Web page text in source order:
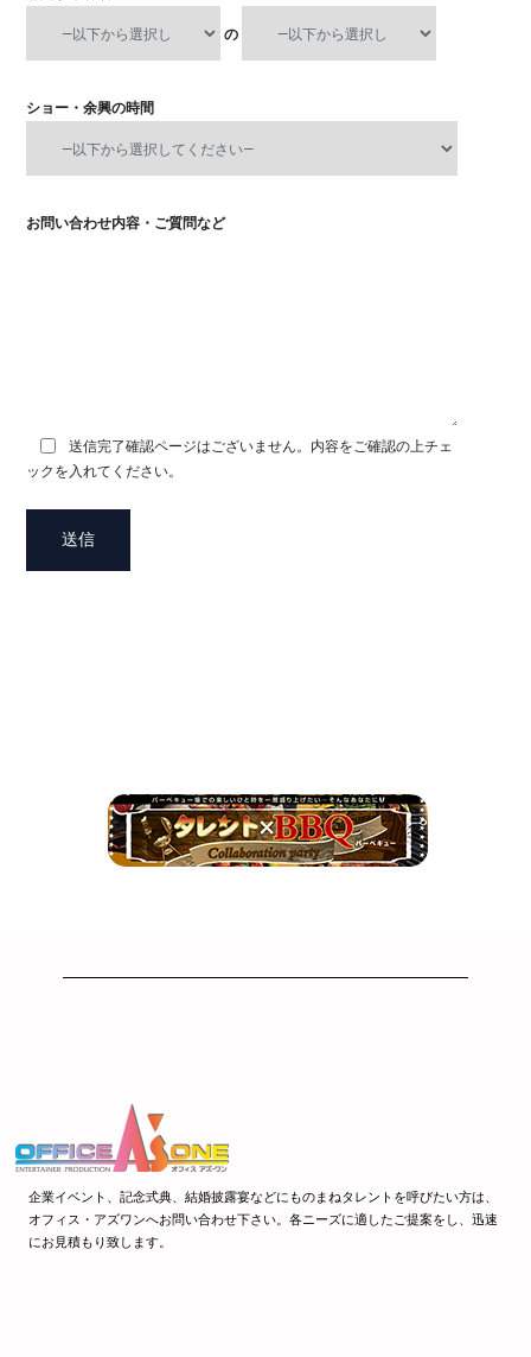
の
ショー・余興の時間
お問い合わせ内容・ご質問など
送信完了確認ページはございません。内容をご確認の上チェ
ックを入れてください。
企業イベント、記念式典、結婚披露宴などにものまねタレントを呼びたい方は、
オフィス・アズワンへお問い合わせ下さい。各ニーズに適したご提案をし、迅速
にお見積もり致します。